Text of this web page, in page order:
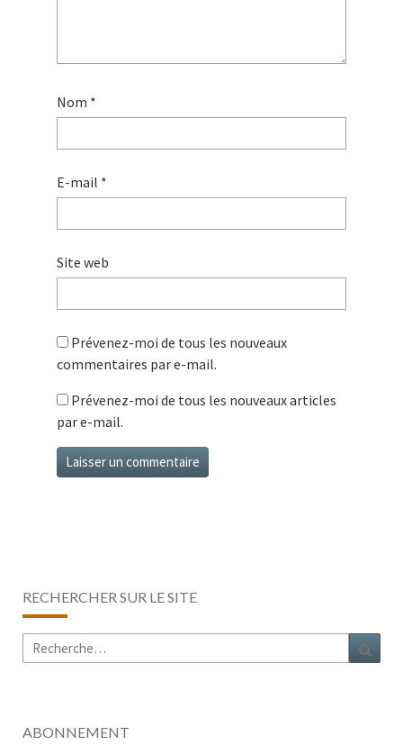
Nom *
E-mail *
Site web
Prévenez-moi de tous les nouveaux
commentaires par e-mail.
Prévenez-moi de tous les nouveaux articles
par e-mail.
RECHERCHER SUR LE SITE
Rechercher :
ABONNEMENT